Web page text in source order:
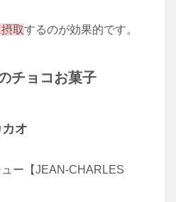
取するのが効果的です。
チョコお菓子
オ
ー【JEAN-CHARLES